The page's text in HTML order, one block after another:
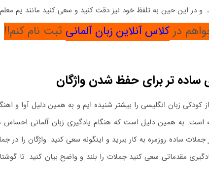
و در این حین به تلفظ خود نیز دقت کنید و سعی کنید مانند یم معلم
درکلاس آنلاین زبان آلمانی ثبت نام کنم!!
ساده تر برای حفظ شدن واژگان
کودکی زبان انگلیسی را بیشتر شنیده ایم و به همین دلیل آوا و
است. به همین دلیل است که هنگام یادگیری زبان آلمانی
جملات ساده روزمره به کار ببرید و اینگونه سعی کنید واژگان را در
مقدماتی سعی کنید جملات را بلند و واضح بیان کنید تا